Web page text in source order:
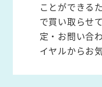
ことができる
で買い取らせ
定・お問い合
イヤルからお